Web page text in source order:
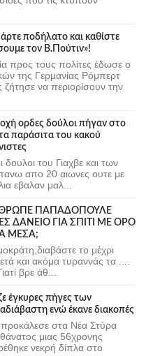
ποδήλατο και καθίστε
τον Β.Πούτιν»!
προς τους πολίτες έδωσε ο
της Γερμανίας Ρόμπερτ
να περιορίσουν την
ορδες δούλοι πήγαν στο
παράσιτα του κακού
του Γιαχβε και των
απο 20 αιωνες ουτε με
εβαλαν μαλ...
ΠΑΠΑΔΟΠΟΥΛΕ
ΔΑΝΕΙΟ ΓΙΑ ΣΠΙΤΙ ΜΕ ΟΡΟ
ΜΕΣΑ;
το μέχρι
και ακόμα τυραννάς τα ....
βρε άθ...
έγκυρες πήγες των
ενώ έκανε διακοπές
στα Νέα Στύρα
μιας 56χρονης
νεκρή δίπλα στο